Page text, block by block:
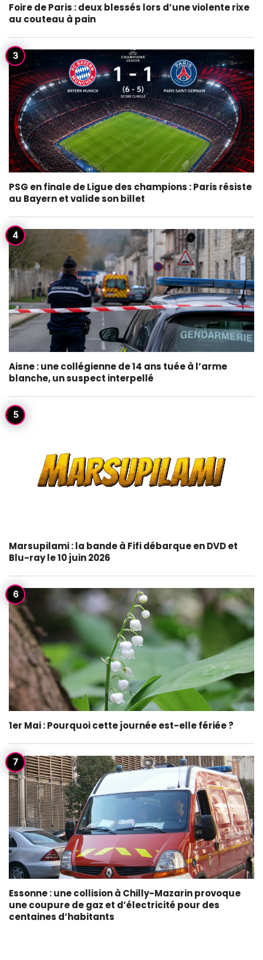
Foire de Paris : deux blessés lors d’une violente rixe
au couteau à pain
PSG en finale de Ligue des champions : Paris résiste
au Bayern et valide son billet
Aisne : une collégienne de 14 ans tuée à l’arme
blanche, un suspect interpellé
Marsupilami : la bande à Fifi débarque en DVD et
Blu-ray le 10 juin 2026
1er Mai : Pourquoi cette journée est-elle fériée ?
Essonne : une collision à Chilly-Mazarin provoque
une coupure de gaz et d’électricité pour des
centaines d’habitants